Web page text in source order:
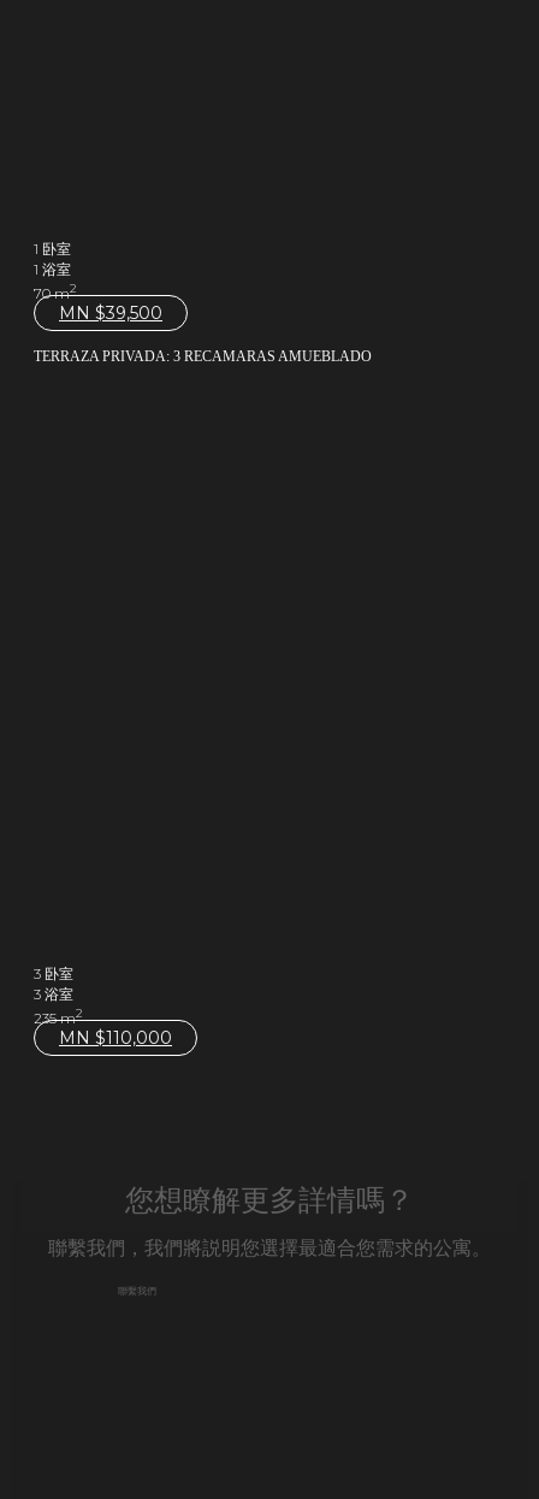
1 卧室
1 浴室
70 m2
MN $39,500
TERRAZA PRIVADA: 3 RECAMARAS AMUEBLADO
3 卧室
3 浴室
235 m2
MN $110,000
您想瞭解更多詳情嗎？
聯繫我們，我們將説明您選擇最適合您需求的公寓。
聯繫我們